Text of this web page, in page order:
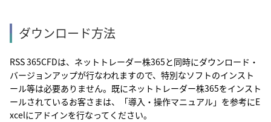
ダウンロード方法
RSS 365CFDは、ネットトレーダー株365と同時にダウンロード・
バージョンアップが行なわれますので、特別なソフトのインスト
ール等は必要ありません。既にネットトレーダー株365をインスト
ールされているお客さまは、「導入・操作マニュアル」を参考にE
xcelにアドインを行なってください。